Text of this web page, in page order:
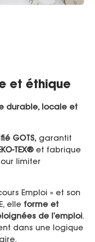
et éthique
durable, locale et
GOTS, garantit
TEX®et fabrique
limiter
Emploi » et son
elle forme et
de l’emploi.
dans une logique